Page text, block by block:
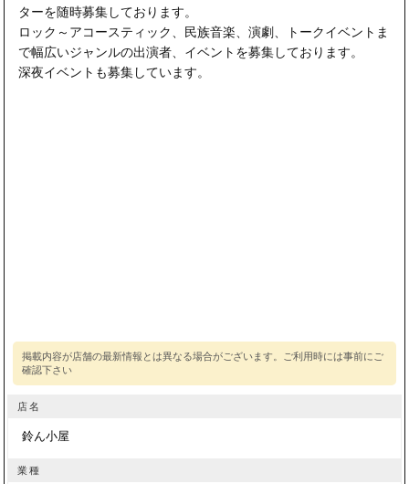
ターを随時募集しております。
ロック～アコースティック、民族音楽、演劇、トークイベントま
で幅広いジャンルの出演者、イベントを募集しております。
深夜イベントも募集しています。
店名
鈴ん小屋
業種